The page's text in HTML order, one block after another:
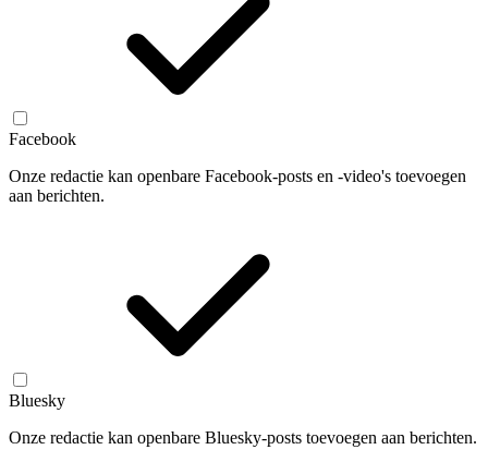
Facebook
Onze redactie kan openbare Facebook-posts en -video's toevoegen
aan berichten.
Bluesky
Onze redactie kan openbare Bluesky-posts toevoegen aan berichten.